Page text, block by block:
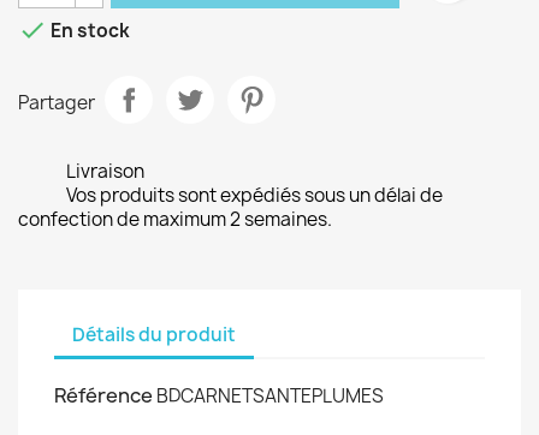
 En stock
Partager
Livraison
Vos produits sont expédiés sous un délai de
confection de maximum 2 semaines.
Détails du produit
Référence BDCARNETSANTEPLUMES